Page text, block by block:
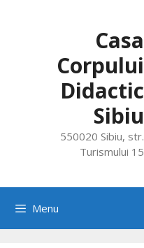
Casa
Corpului
Didactic
Sibiu
550020 Sibiu, str.
Turismului 15
Menu